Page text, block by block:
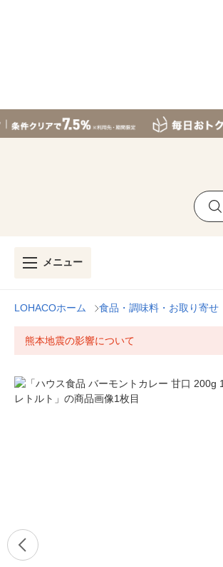
メニュー
LOHACOホーム 食品・調味料・お取り寄せ
熊本地震の影響について